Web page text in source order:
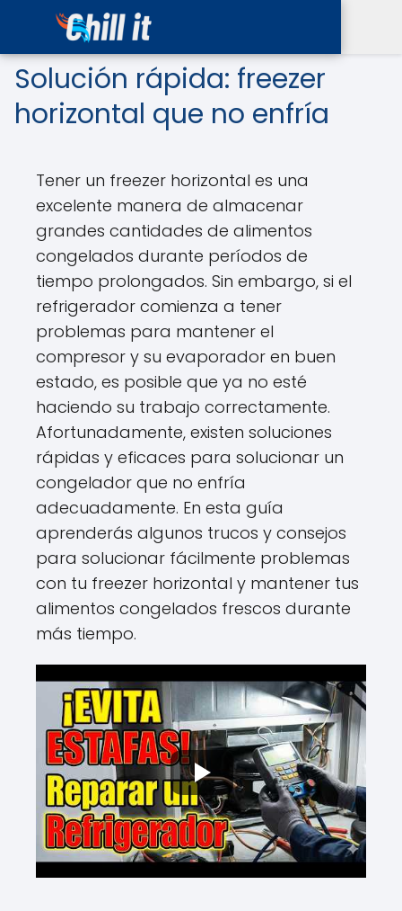
Solución rápida: freezer
horizontal que no enfría
Tener un freezer horizontal es una
excelente manera de almacenar
grandes cantidades de alimentos
congelados durante períodos de
tiempo prolongados. Sin embargo, si el
refrigerador comienza a tener
problemas para mantener el
compresor y su evaporador en buen
estado, es posible que ya no esté
haciendo su trabajo correctamente.
Afortunadamente, existen soluciones
rápidas y eficaces para solucionar un
congelador que no enfría
adecuadamente. En esta guía
aprenderás algunos trucos y consejos
para solucionar fácilmente problemas
con tu freezer horizontal y mantener tus
alimentos congelados frescos durante
más tiempo.